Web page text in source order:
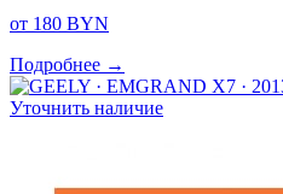
от 180 BYN
Подробнее →
Уточнить наличие